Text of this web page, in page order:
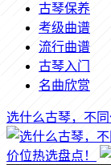
古琴保养
考级曲谱
流行曲谱
古琴入门
名曲欣赏
选什么古琴，不同
价位热选盘点！